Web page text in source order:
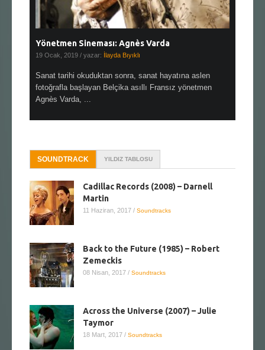
Yönetmen Sineması: Agnès Varda
19 Ocak, 2019 / yazar: İlayda Bıyıklı
Sanat tarihi okuduktan sonra, sanat hayatına aslen
fotoğrafla başlayan Belçika asıllı Fransız yönetmen
Agnès Varda, ...
SOUNDTRACK YILDIZ TABLOSU
Cadillac Records (2008) – Darnell
Martin
11 Haziran, 2017 / Soundtracks
Back to the Future (1985) – Robert
Zemeckis
08 Nisan, 2017 / Soundtracks
Across the Universe (2007) – Julie
Taymor
18 Mart, 2017 / Soundtracks